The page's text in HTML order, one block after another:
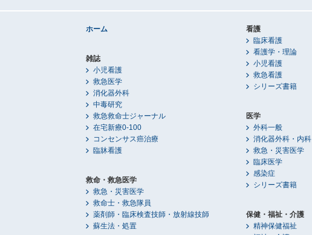
ホーム
雑誌
小児看護
救急医学
消化器外科
中毒研究
救急救命士ジャーナル
在宅新療0-100
コンセンサス癌治療
臨牀看護
救命・救急医学
救急・災害医学
救命士・救急隊員
薬剤師・臨床検査技師・放射線技師
蘇生法・処置
看護
臨床看護
看護学・理論
小児看護
救急看護
シリーズ書籍
医学
外科一般
消化器外科・内科
救急・災害医学
臨床医学
感染症
シリーズ書籍
保健・福祉・介護
精神保健福祉